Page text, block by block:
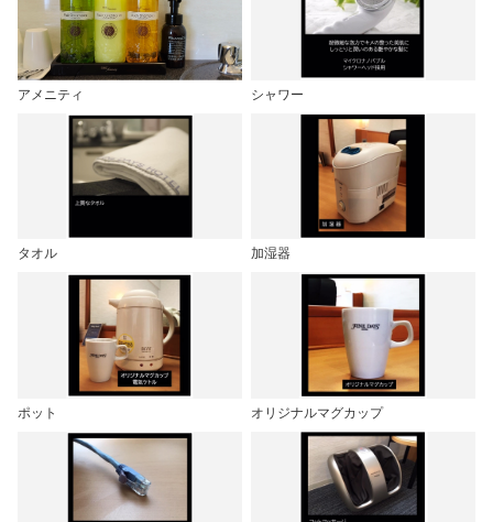
アメニティ シャワー
タオル 加湿器
ポット オリジナルマグカップ